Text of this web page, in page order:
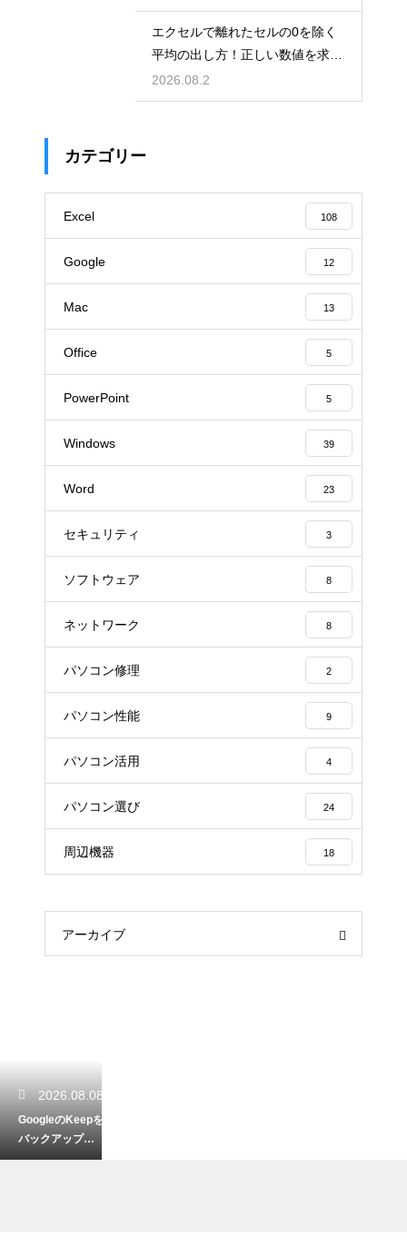
エクセルで離れたセルの0を除く
平均の出し方！正しい数値を求め
る！
2026.08.2
カテゴリー
Excel 108
Google 12
Mac 13
Office 5
PowerPoint 5
Windows 39
Word 23
セキュリティ 3
ソフトウェア 8
ネットワーク 8
パソコン修理 2
パソコン性能 9
パソコン活用 4
パソコン選び 24
周辺機器 18
アーカイブ
2026.08.08
GoogleのKeepを
バックアップ！
大切なメモを確